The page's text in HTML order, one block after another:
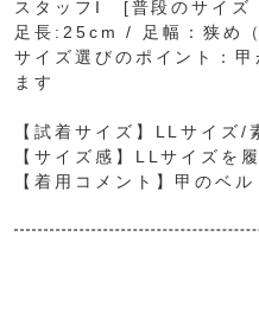
スタッフI [普段のサイズ
足長:25cm / 足幅：狭め
サイズ選びのポイント：
ます
【試着サイズ】LLサイズ/
【サイズ感】LLサイズを
【着用コメント】甲のベ